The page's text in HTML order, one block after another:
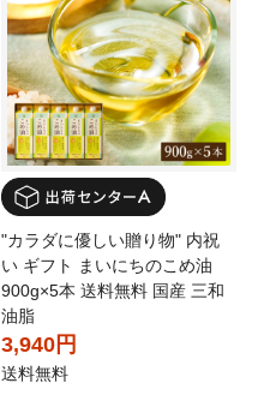
"カラダに優しい贈り物" 内祝
い ギフト まいにちのこめ油
900g×5本 送料無料 国産 三和
油脂
3,940円
送料無料